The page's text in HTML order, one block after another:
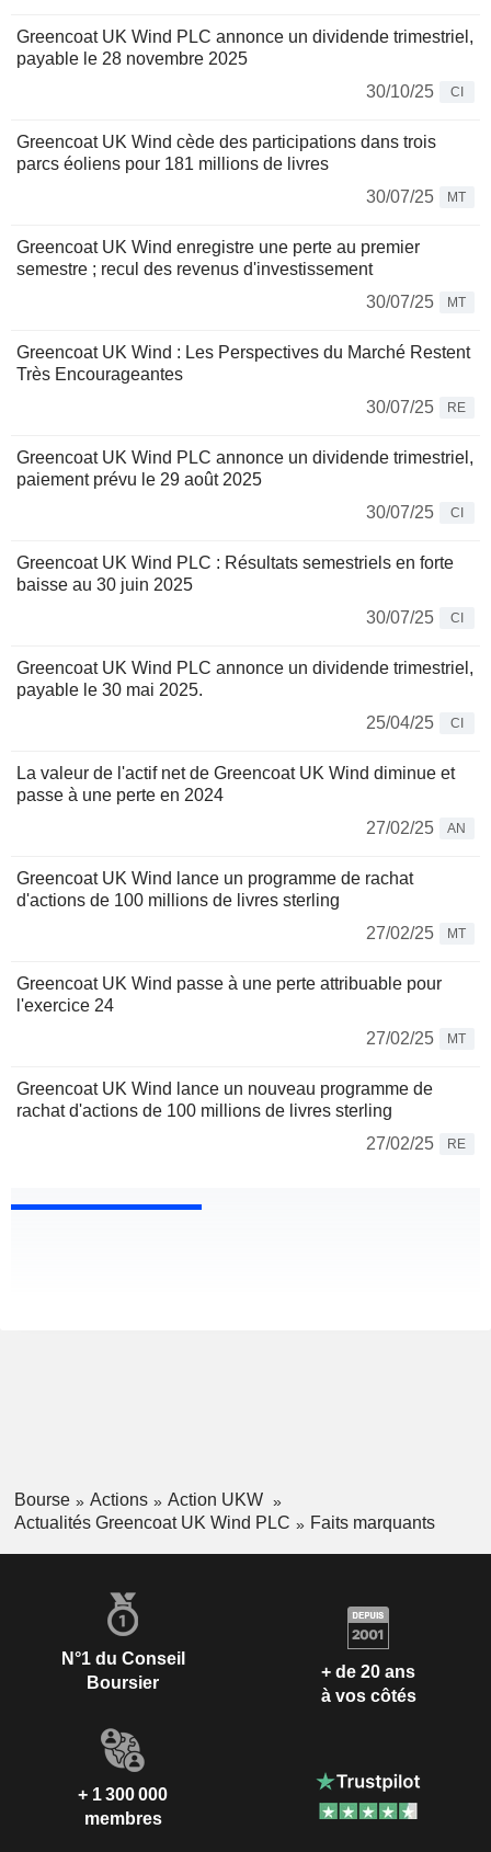
Greencoat UK Wind PLC annonce un dividende trimestriel,
payable le 28 novembre 2025
30/10/25
CI
Greencoat UK Wind cède des participations dans trois
parcs éoliens pour 181 millions de livres
30/07/25
MT
Greencoat UK Wind enregistre une perte au premier
semestre ; recul des revenus d'investissement
30/07/25
MT
Greencoat UK Wind : Les Perspectives du Marché Restent
Très Encourageantes
30/07/25
RE
Greencoat UK Wind PLC annonce un dividende trimestriel,
paiement prévu le 29 août 2025
30/07/25
CI
Greencoat UK Wind PLC : Résultats semestriels en forte
baisse au 30 juin 2025
30/07/25
CI
Greencoat UK Wind PLC annonce un dividende trimestriel,
payable le 30 mai 2025.
25/04/25
CI
La valeur de l'actif net de Greencoat UK Wind diminue et
passe à une perte en 2024
27/02/25
AN
Greencoat UK Wind lance un programme de rachat
d'actions de 100 millions de livres sterling
27/02/25
MT
Greencoat UK Wind passe à une perte attribuable pour
l'exercice 24
27/02/25
MT
Greencoat UK Wind lance un nouveau programme de
rachat d'actions de 100 millions de livres sterling
27/02/25
RE
Bourse Actions
Action UKW
Actualités Greencoat UK Wind PLC
Faits marquants
N°1 du Conseil
Boursier
+ de 20 ans
à vos côtés
+ 1 300 000
membres